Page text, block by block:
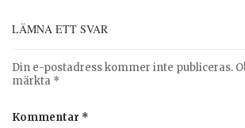
LÄMNA ETT SVAR
Din e-postadress kommer inte publiceras.
märkta *
Kommentar *